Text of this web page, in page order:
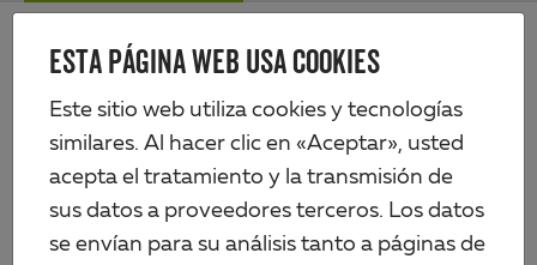
ESTA PÁGINA WEB USA COOKIES
Este sitio web utiliza cookies y tecnologías
similares. Al hacer clic en «Aceptar», usted
acepta el tratamiento y la transmisión de
sus datos a proveedores terceros. Los datos
se envían para su análisis tanto a páginas de
Skip
content
Alberts
Productos Perfiles y chapas Perfiles de plástico Perfil en ángulo